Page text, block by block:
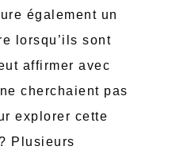
également un
lorsqu’ils sont
affirmer avec
cherchaient pas
explorer cette
Plusieurs